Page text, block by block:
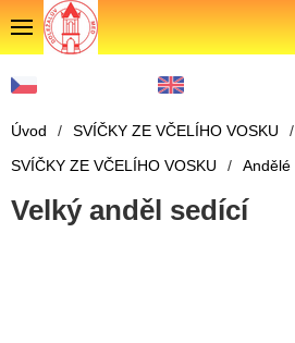
Úvod / SVÍČKY ZE VČELÍHO VOSKU
/
SVÍČKY ZE VČELÍHO VOSKU
/ Andělé
Velký anděl sedící